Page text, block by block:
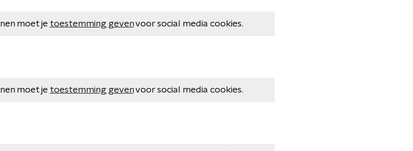
moet je toestemming gevenvoor social media cookies.
moet je toestemming gevenvoor social media cookies.